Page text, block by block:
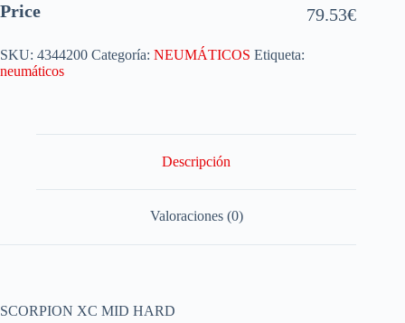
Price 79.53€
SKU: 4344200 Categoría: NEUMÁTICOS Etiqueta:
neumáticos
Descripción
Valoraciones (0)
SCORPION XC MID HARD